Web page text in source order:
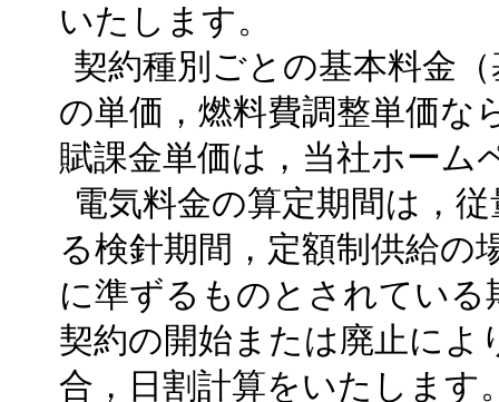
いたします。
契約種別ごとの基本料金
の単価，燃料費調整単価な
賦課金単価は，当社ホーム
電気料金の算定期間は，
る検針期間，定額制供給の
に準ずるものとされてい
契約の開始または廃止によ
合，日割計算をいたします